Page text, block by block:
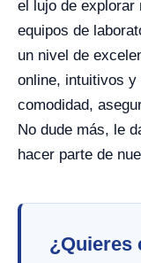
el lujo de explorar
equipos de
un nivel de
online, intuitivos y
comodidad,
No dude más, le
hacer parte de
¿Quieres